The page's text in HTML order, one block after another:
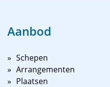
Aanbod
Schepen
Arrangementen
Plaatsen